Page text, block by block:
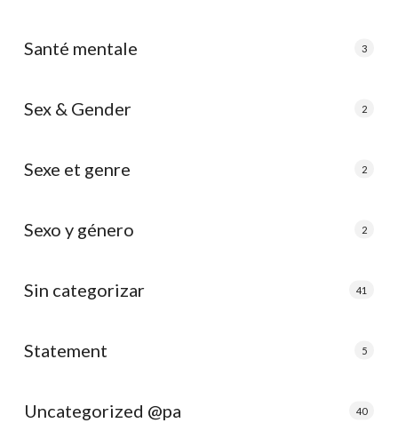
Santé mentale 3
Sex & Gender 2
Sexe et genre 2
Sexo y género 2
Sin categorizar 41
Statement 5
Uncategorized @pa 40